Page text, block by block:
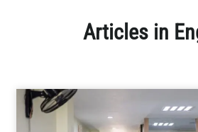
Articles in